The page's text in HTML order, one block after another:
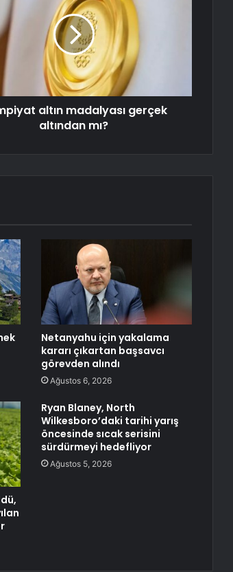
altın madalyası gerçek
altından mı?
Netanyahu için yakalama
kararı çıkartan başsavcı
görevden alındı
Ağustos 6, 2026
Ryan Blaney, North
Wilkesboro’daki tarihi yarış
öncesinde sıcak serisini
sürdürmeyi hedefliyor
Ağustos 5, 2026